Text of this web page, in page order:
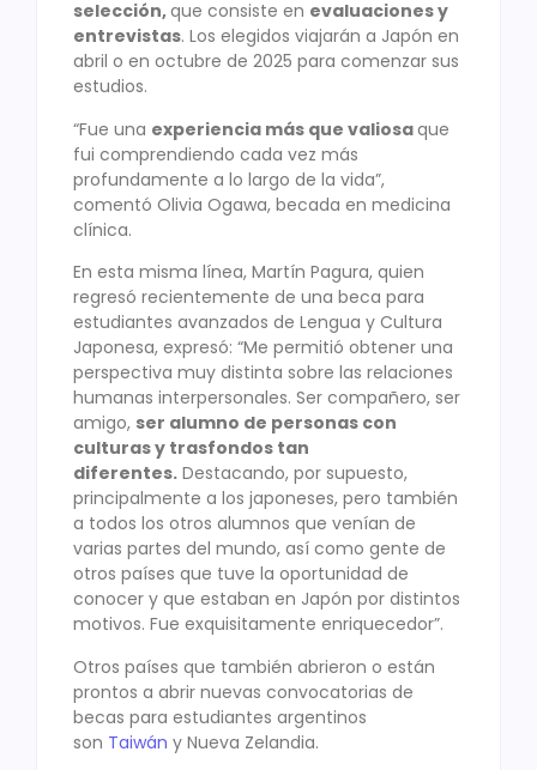
selección,que consiste en evaluaciones y
entrevistas. Los elegidos viajarán a Japón en
abril o en octubre de 2025 para comenzar sus
estudios.
“Fue una experiencia más que valiosaque
fui comprendiendo cada vez más
profundamente a lo largo de la vida”,
comentó Olivia Ogawa, becada en medicina
clínica.
En esta misma línea, Martín Pagura, quien
regresó recientemente de una beca para
estudiantes avanzados de Lengua y Cultura
Japonesa, expresó: “Me permitió obtener una
perspectiva muy distinta sobre las relaciones
humanas interpersonales. Ser compañero, ser
amigo, ser alumno de personas con
culturas y trasfondos tan
diferentes. Destacando, por supuesto,
principalmente a los japoneses, pero también
a todos los otros alumnos que venían de
varias partes del mundo, así como gente de
otros países que tuve la oportunidad de
conocer y que estaban en Japón por distintos
motivos. Fue exquisitamente enriquecedor”.
Otros países que también abrieron o están
prontos a abrir nuevas convocatorias de
becas para estudiantes argentinos
son Taiwán y Nueva Zelandia.